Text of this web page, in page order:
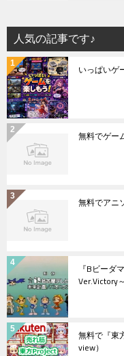
人気の記事です♪
いっぱいゲ
無料でゲー
無料でアニ
『Bビーダ
Ver.Victory
無料で『東
view）